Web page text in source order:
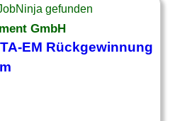
gefunden
GmbH
EM Rückgewinnung